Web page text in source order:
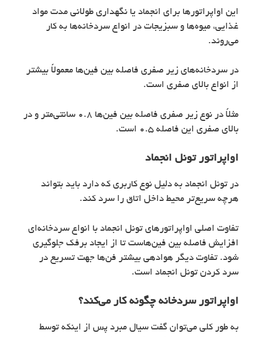
این اواپراتورها برای انجماد یا نگهداری طولانی مدت مواد
غذایی، میوه‌ها و سبزیجات در انواع سردخانه‌ها به کار
می‌روند.
در سردخانه‌های زیر صفری فاصله بین فین‌ها معمولاً بیشتر
از انواع بالای صفری است.
مثلاً در نوع زیر صفری فاصله بین فین‌ها 0.8 سانتی‌متر و در
بالای صفری این فاصله 0.5 است.
اواپراتورتونل انجماد
در تونل انجماد به دلیل نوع کاربری که دارد باید بتواند
هرچه سریع‌تر محیط داخل اتاق را سرد کند.
تفاوت اصلی اواپراتورهای تونل انجماد با انواع سردخانه‌ای
افزایش فاصله بین فین‌هاست تا از ایجاد برفک جلوگیری
شود. تفاوت دیگر هوادهی بیشتر فن‌ها جهت تسریع در
سرد کردن تونل انجماد است.
اواپراتور سردخانه چگونه کار می‌کند؟
به طور کلی می‌توان گفت سیال مبرد پس از اینکه توسط